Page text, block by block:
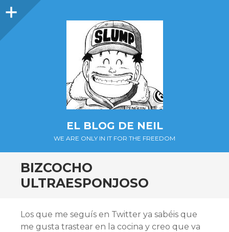
Barra
EL BLOG DE NEIL
WE ARE ONLY IN IT FOR THE FREEDOM
BIZCOCHO
ULTRAESPONJOSO
Los que me seguís en Twitter ya sabéis que
me gusta trastear en la cocina y creo que va